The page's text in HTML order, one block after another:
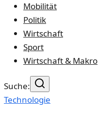
Mobilität
Politik
Wirtschaft
Sport
Wirtschaft & Makro
Suche:
Technologie